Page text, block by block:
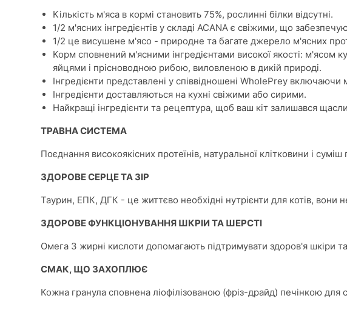
Кількість м'яса в кормі становить 75%, рослинні білки відсутні.
1/2 м'ясних інгредієнтів у складі ACANA є свіжими, що
1/2 це висушене м'ясо - природне та багате джерело м'ясних
Корм сповнений м'ясними інгредієнтами високої якості: м'ясом
яйцями і прісноводною рибою, виловленою в дикій природі.
Інгредієнти представлені у співвідношені WholePrey включаючи
Інгредієнти доставляються на кухні свіжими або сирими.
Найкращі інгредієнти та рецептура, щоб ваш кіт залишався
ТРАВНА СИСТЕМА
Поєднання високоякісних протеїнів, натуральної клітковини і
ЗДОРОВЕ СЕРЦЕ ТА ЗІР
Таурин, ЕПК, ДГК - це життєво необхідні нутрієнти для котів, вони
ЗДОРОВЕ ФУНКЦІОНУВАННЯ ШКРІИ ТА ШЕРСТІ
Омега 3 жирні кислоти допомагають підтримувати здоров'я шкіри
СМАК, ЩО ЗАХОПЛЮЄ
Кожна гранула сповнена ліофілізованою (фріз-драйд) печінкою для